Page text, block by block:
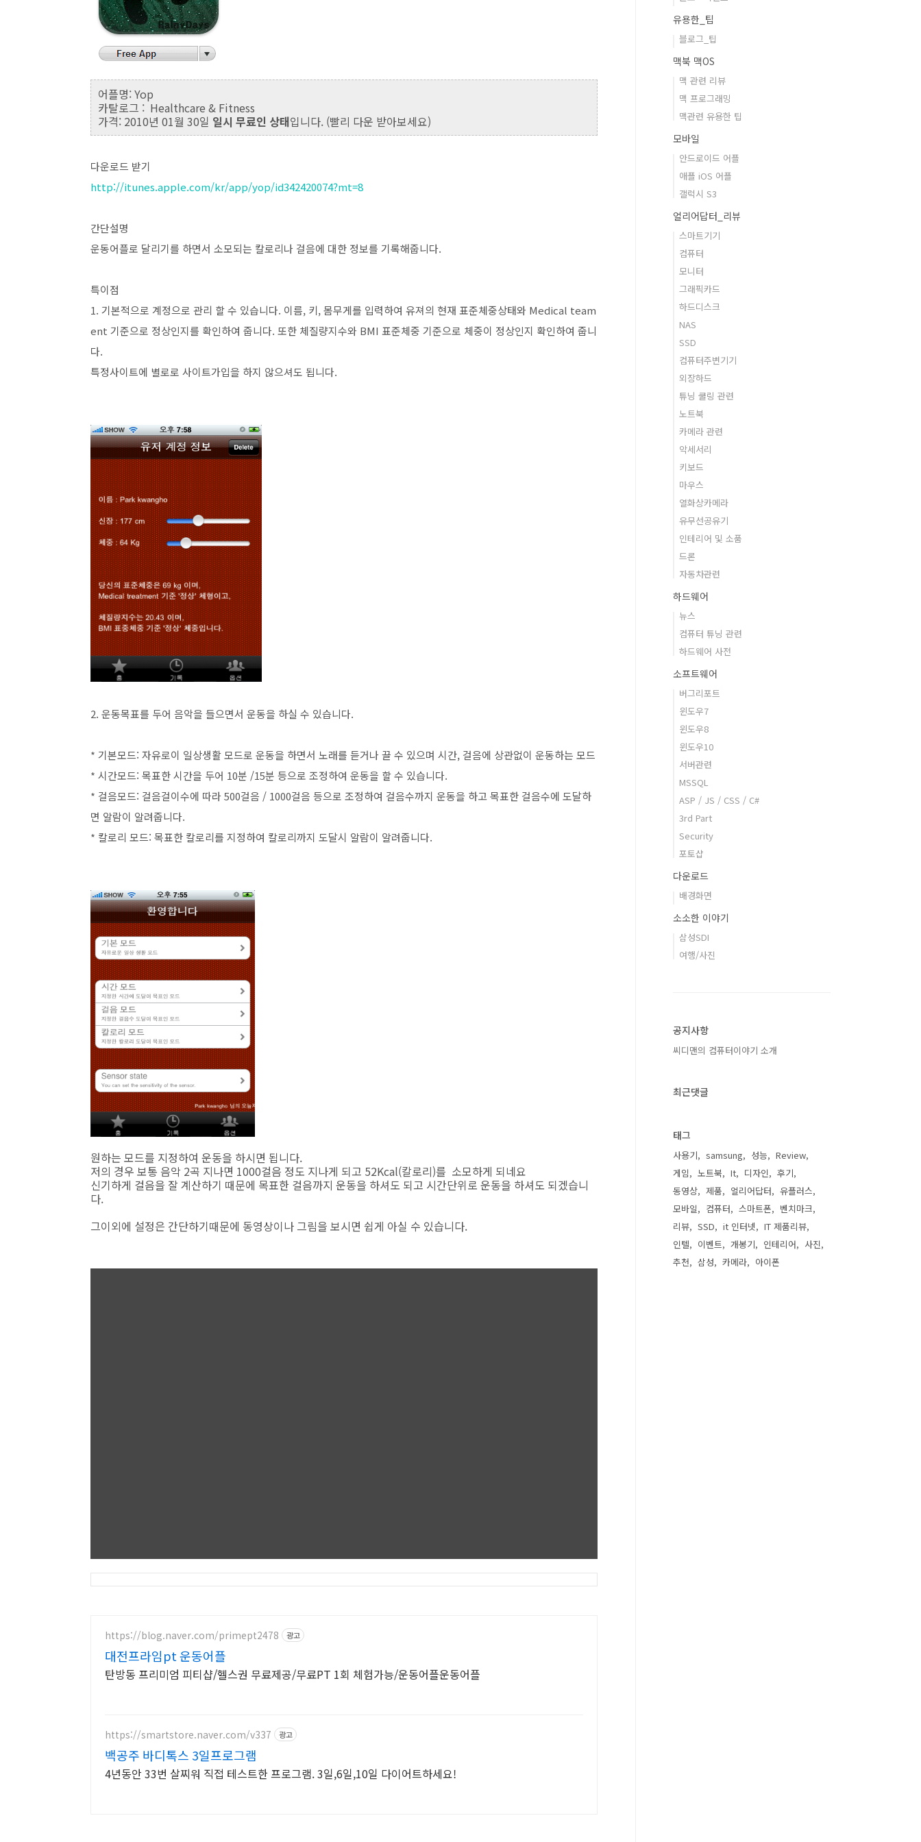
어플명: Yop
카탈로그 : Healthcare & Fitness
가격: 2010년 01월 30일 일시 무료인 상태입니다. (빨리 다운 받아보세요)
다운로드 받기
http://itunes.apple.com/kr/app/yop/id342420074?mt=8
간단설명
운동어플로 달리기를 하면서 소모되는 칼로리나 걸음에 대한 정보를 기록해줍니다.
특이점
1. 기본적으로 계정으로 관리 할 수 있습니다. 이름, 키, 몸무게를 입력하여 유져의 현재 표준체중상태와 Medical team
ent 기준으로 정상인지를 확인하여 줍니다. 또한 체질량지수와 BMI 표준체중 기준으로 체중이 정상인지 확인하여 줍니
다.
특정사이트에 별로로 사이트가입을 하지 않으셔도 됩니다.
2. 운동목표를 두어 음악을 들으면서 운동을 하실 수 있습니다.
* 기본모드: 자유로이 일상생활 모드로 운동을 하면서 노래를 듣거나 끌 수 있으며 시간, 걸음에 상관없이 운동하는 모드
* 시간모드: 목표한 시간을 두어 10분 /15분 등으로 조정하여 운동을 할 수 있습니다.
* 걸음모드: 걸음걸이수에 따라 500걸음 / 1000걸음 등으로 조정하여 걸음수까지 운동을 하고 목표한 걸음수에 도달하
면 알람이 알려줍니다.
* 칼로리 모드: 목표한 칼로리를 지정하여 칼로리까지 도달시 알람이 알려줍니다.
원하는 모드를 지정하여 운동을 하시면 됩니다.
저의 경우 보통 음악 2곡 지나면 1000걸음 정도 지나게 되고 52Kcal(칼로리)를 소모하게 되네요
신기하게 걸음을 잘 계산하기 때문에 목표한 걸음까지 운동을 하셔도 되고 시간단위로 운동을 하셔도 되겠습니
다.
그이외에 설정은 간단하기때문에 동영상이나 그림을 보시면 쉽게 아실 수 있습니다.
https://blog.naver.com/primept2478 광고
대전프라임pt 운동어플
탄방동 프리미엄 피티샵/헬스권 무료제공/무료PT 1회 체험가능/운동어플운동어플
https://smartstore.naver.com/v337 광고
백공주 바디톡스 3일프로그램
4년동안 33번 살찌워 직접 테스트한 프로그램. 3일,6일,10일 다이어트하세요!
유용한_팁
블로그_팁
맥북 맥OS
맥 관련 리뷰
맥 프로그래밍
맥관련 유용한 팁
모바일
안드로이드 어플
애플 iOS 어플
갤럭시 S3
얼리어답터_리뷰
스마트기기
컴퓨터
모니터
그래픽카드
하드디스크
NAS
SSD
컴퓨터주변기기
외장하드
튜닝 쿨링 관련
노트북
카메라 관련
악세서리
키보드
마우스
열화상카메라
유무선공유기
인테리어 및 소품
드론
자동차관련
하드웨어
뉴스
컴퓨터 튜닝 관련
하드웨어 사전
소프트웨어
버그리포트
윈도우7
윈도우8
윈도우10
서버관련
MSSQL
ASP / JS / CSS / C#
3rd Part
Security
포토샵
다운로드
배경화면
소소한 이야기
삼성SDI
여행/사진
공지사항
씨디맨의 컴퓨터이야기 소개
최근댓글
태그
사용기 samsung 성능
Review
게임
노트북 It 디자인
후기
동영상
제품 얼리어답터
유플러스
모바일
컴퓨터 스마트폰
벤치마크
리뷰
SSD it 인터넷
IT 제품리뷰
인텔
이벤트 개봉기 인테리어
사진
추천
삼성 카메라 아이폰